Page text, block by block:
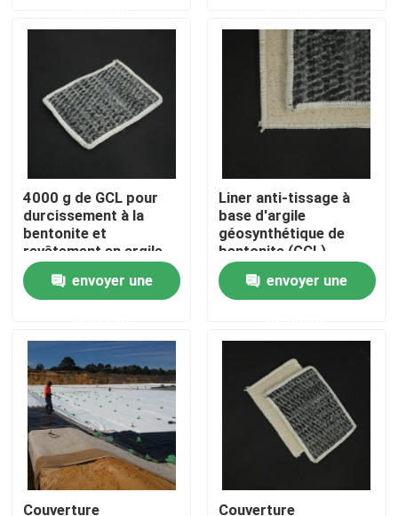
A propos de nous
Contrôle de la qualité
Contact
Géotextile Geogrid
Grille en plastique d'herbe
tissu de drainage de géotextile
4000 g de GCL pour
durcissement à la
bentonite et
revêtement en argile
géosynthétique
envoyer une
Liner anti-tissage à
base d'argile
géosynthétique de
bentonite (GCL)
envoyer une
Couverture
Couverture